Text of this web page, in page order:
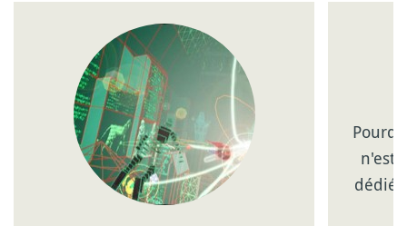
n'est
dédié